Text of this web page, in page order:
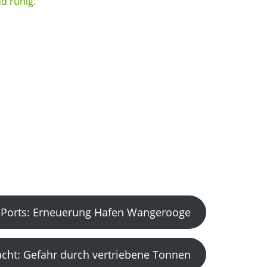
Erneuerung Hafen Wangerooge
Gefahr durch vertriebene Tonnen